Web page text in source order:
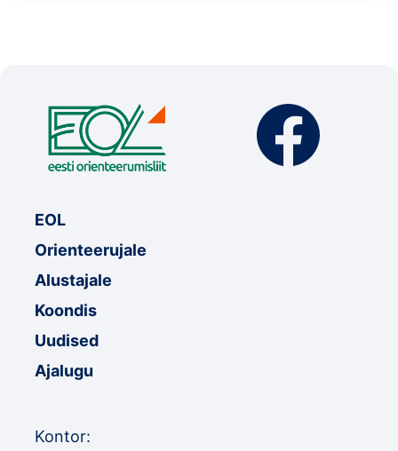
EOL
Orienteerujale
Alustajale
Koondis
Uudised
Ajalugu
Kontor: